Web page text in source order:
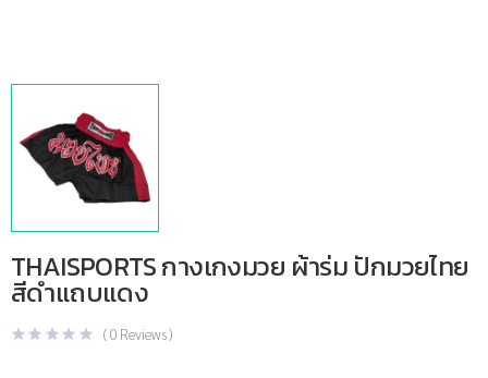
THAISPORTS กางเกงมวย ผ้าร่ม ปักมวยไทย
สีดำแถบแดง
(0 Reviews )